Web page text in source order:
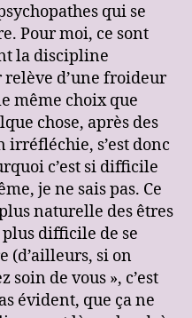
qui se
Pour moi, ce sont
la discipline
d’une froideur
même choix que
chose, après des
irréfléchie, s’est donc
c’est si difficile
je ne sais pas. Ce
naturelle des êtres
plus difficile de se
(d’ailleurs, si on
soin de vous », c’est
évident, que ça ne